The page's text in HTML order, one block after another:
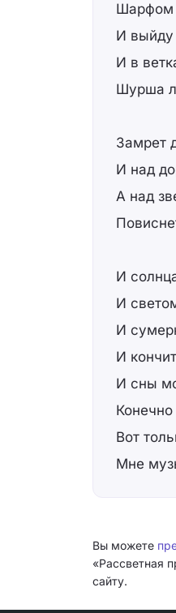
Шарфом
И выйду
И в
Шурша
Замрет
И над
А над
И
И
И
И
И сны
Вот
Мне
Вы можете
«Рассветная
сайту.